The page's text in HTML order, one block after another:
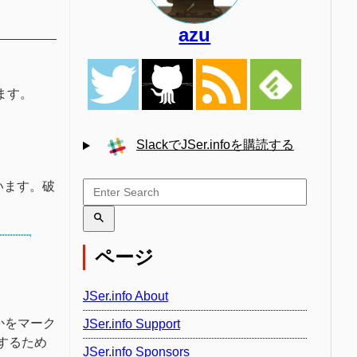
。
す。破
マーク
るため
azu
SlackでJSer.infoを購読する
ページ
JSer.info About
JSer.info Support
JSer.info Sponsors